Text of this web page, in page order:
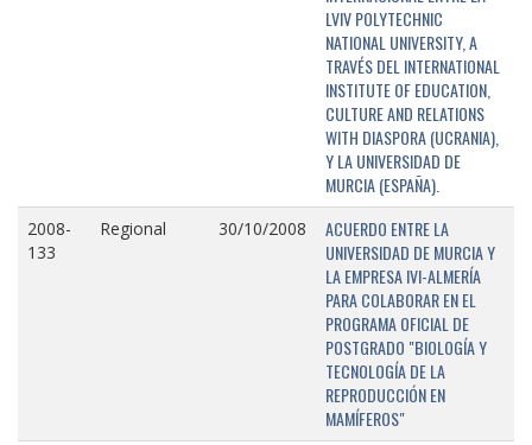
LVIV POLYTECHNIC
NATIONAL UNIVERSITY, A
TRAVÉS DEL INTERNATIONAL
INSTITUTE OF EDUCATION,
CULTURE AND RELATIONS
WITH DIASPORA (UCRANIA),
Y LA UNIVERSIDAD DE
MURCIA (ESPAÑA).
2008-
133
Regional 30/10/2008
ACUERDO ENTRE LA
UNIVERSIDAD DE MURCIA Y
LA EMPRESA IVI-ALMERÍA
PARA COLABORAR EN EL
PROGRAMA OFICIAL DE
POSTGRADO "BIOLOGÍA Y
TECNOLOGÍA DE LA
REPRODUCCIÓN EN
MAMÍFEROS"